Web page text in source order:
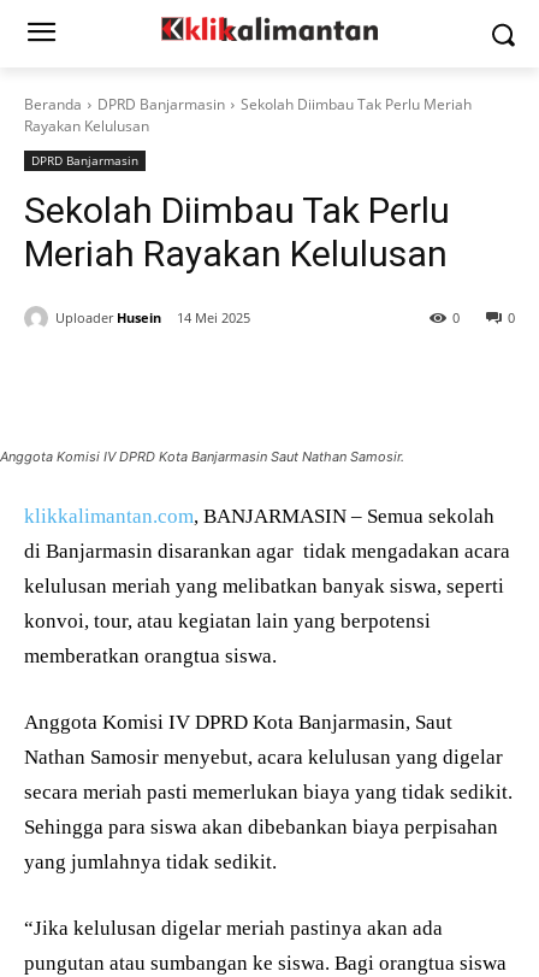
Beranda DPRD Banjarmasin
Sekolah Diimbau Tak Perlu Meriah
Rayakan Kelulusan
DPRD Banjarmasin
Sekolah Diimbau Tak Perlu
Meriah Rayakan Kelulusan
Uploader Husein 14 Mei 2025 0
0
Anggota Komisi IV DPRD Kota Banjarmasin Saut Nathan Samosir.
klikkalimantan.com, BANJARMASIN – Semua sekolah
di Banjarmasin disarankan agar tidak mengadakan acara
kelulusan meriah yang melibatkan banyak siswa, seperti
konvoi, tour, atau kegiatan lain yang berpotensi
memberatkan orangtua siswa.
Anggota Komisi IV DPRD Kota Banjarmasin, Saut
Nathan Samosir menyebut, acara kelulusan yang digelar
secara meriah pasti memerlukan biaya yang tidak sedikit.
Sehingga para siswa akan dibebankan biaya perpisahan
yang jumlahnya tidak sedikit.
“Jika kelulusan digelar meriah pastinya akan ada
pungutan atau sumbangan ke siswa. Bagi orangtua siswa